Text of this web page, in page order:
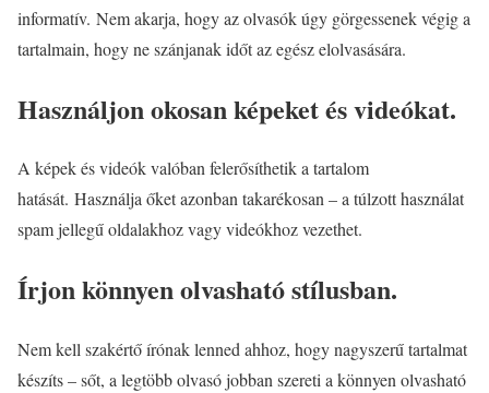
informatív. Nem akarja, hogy az olvasók úgy görgessenek végig a
tartalmain, hogy ne szánjanak időt az egész elolvasására.
Használjon okosan képeket és videókat.
A képek és videók valóban felerősíthetik a tartalom
hatását. Használja őket azonban takarékosan – a túlzott használat
spam jellegű oldalakhoz vagy videókhoz vezethet.
Írjon könnyen olvasható stílusban.
Nem kell szakértő írónak lenned ahhoz, hogy nagyszerű tartalmat
készíts – sőt, a legtöbb olvasó jobban szereti a könnyen olvasható